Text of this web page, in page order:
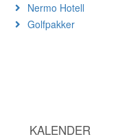
Nermo Hotell
Golfpakker
KALENDER